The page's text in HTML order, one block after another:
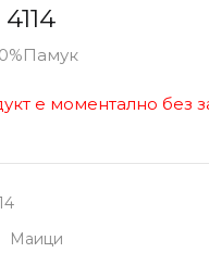
е моментално без
Маици